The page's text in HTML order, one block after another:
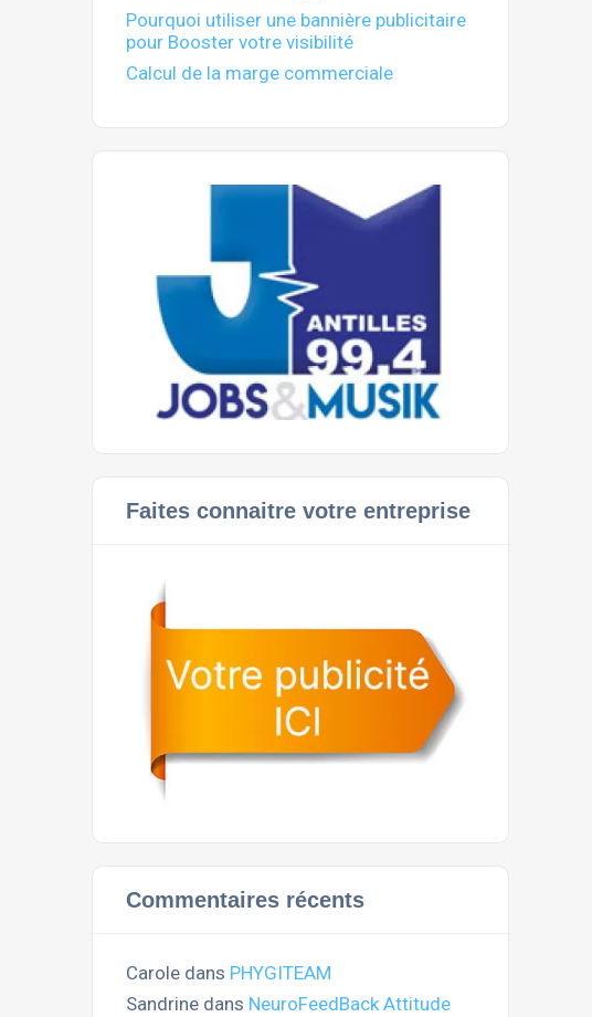
Pourquoi utiliser une bannière publicitaire
pour Booster votre visibilité
Calcul de la marge commerciale
Faites connaitre votre entreprise
Commentaires récents
Carole dans PHYGITEAM
Sandrine dans NeuroFeedBack Attitude